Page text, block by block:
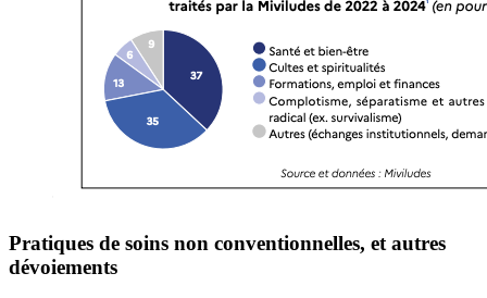
Pratiques de soins non conventionnelles, et autres
dévoiements